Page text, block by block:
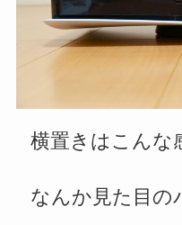
横置きはこんな
なんか見た目